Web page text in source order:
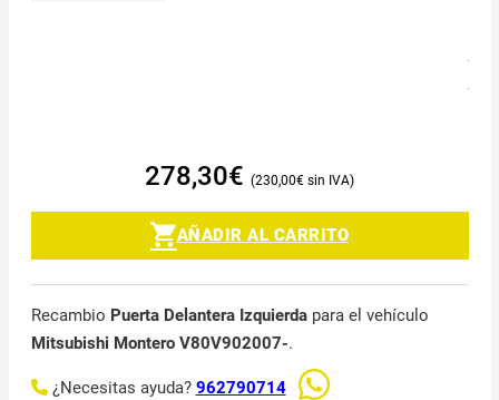
278,30€ 230,00€
AÑADIR AL CARRITO
Recambio Puerta Delantera Izquierdapara el vehículo
Mitsubishi Montero V80V902007-.
¿Necesitas ayuda? 962790714